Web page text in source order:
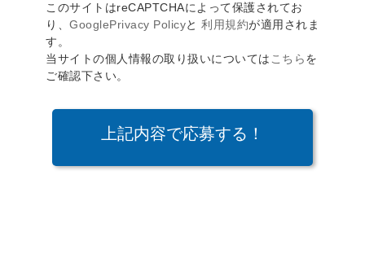
このサイトはreCAPTCHAによって保護されてお
り、 GooglePrivacy Policyと 利用規約が適用されま
す。
当サイトの個人情報の取り扱いについては こちらを
ご確認下さい。